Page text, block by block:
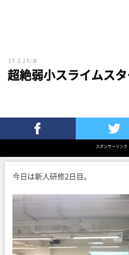
17.3.29/水
超絶弱小スライムス
Twitterでツイー
スポンサーリンク
今日は新人研修2日目。